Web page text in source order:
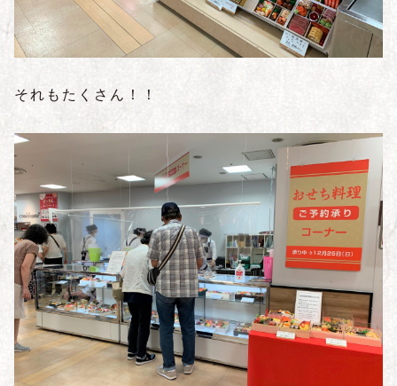
それもたくさん！！